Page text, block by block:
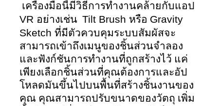
VR อย่างเช่น Tilt Brush หรือ Gravity
Sketch ที่มีตัวควบคุมระบบสัมผัสจะ
สามารถเข้าถึงเมนูของชิ้นส่วนจำลอง
และฟังก์ชันการทำงานที่ถูกสร้างไว้ แค่
เพียงเลือกชิ้นส่วนที่คุณต้องการและอัป
โหลดมันขึ้นไปบนพื้นที่สร้างชิ้นงานของ
คุณ คุณสามารถปรับขนาดของวัตถุ เพิ่ม